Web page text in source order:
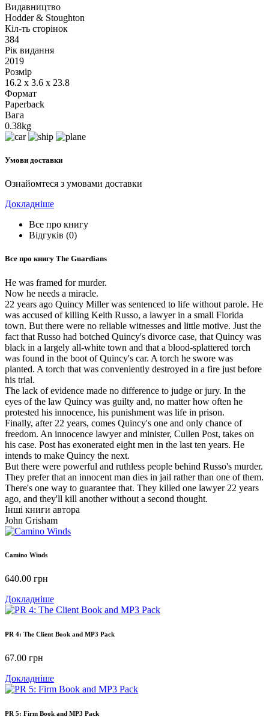
Видавництво
Hodder & Stoughton
Кіл-ть сторінок
384
Рік видання
2019
Розмір
16.2 x 3.6 x 23.8
Формат
Paperback
Вага
0.38kg
Умови доставки
Ознайомтеся з умовами доставки
Докладніше
Все про книгу
Відгуків (0)
Все про книгу The Guardians
He was framed for murder.
Now he needs a miracle.
22 years ago Quincy Miller was sentenced to life without parole. He
was accused of killing Keith Russo, a lawyer in a small Florida
town. But there were no reliable witnesses and little motive. Just the
fact that Russo had botched Quincy's divorce case, that Quincy was
black in a largely all-white town and that a blood-splattered torch
was found in the boot of Quincy's car. A torch he swore was
planted. A torch that was conveniently destroyed in a fire just before
his trial.
The lack of evidence made no difference to judge or jury. In the
eyes of the law Quincy was guilty and, no matter how often he
protested his innocence, his punishment was life in prison.
Finally, after 22 years, comes Quincy's one and only chance of
freedom. An innocence lawyer and minister, Cullen Post, takes on
his case. Post has exonerated eight men in the last ten years. He
intends to make Quincy the next.
But there were powerful and ruthless people behind Russo's murder.
They prefer that an innocent man dies in jail rather than one of them.
There's one way to guarantee that. They killed one lawyer 22 years
ago, and they'll kill another without a second thought.
Інші книги автора
John Grisham
Camino Winds
640.00 грн
Докладніше
PR 4: The Client Book and MP3 Pack
67.00 грн
Докладніше
PR 5: Firm Book and MP3 Pack